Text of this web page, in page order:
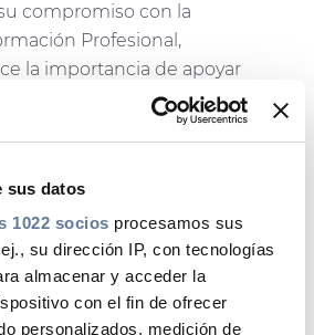
sus datos
1022 socios procesamos sus
su dirección IP, con tecnologías
almacenar y acceder la
con el fin de ofrecer
personalizados, medición de
compromiso con la
Profesional,
la importancia de apoyar
Skills que promueven
técnicas y prácticas
la edición, proporcionando
utilizado en todas
y 12 de abril, los estudiantes y